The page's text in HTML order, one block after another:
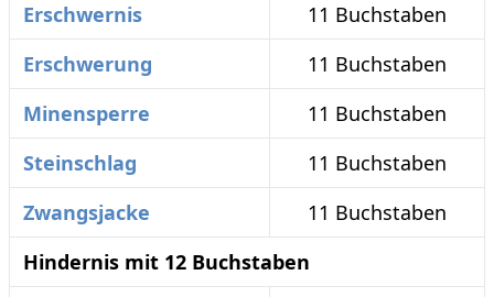
Erschwernis
11 Buchstaben
Erschwerung
11 Buchstaben
Minensperre
11 Buchstaben
Steinschlag
11 Buchstaben
Zwangsjacke
11 Buchstaben
Hindernis mit 12 Buchstaben